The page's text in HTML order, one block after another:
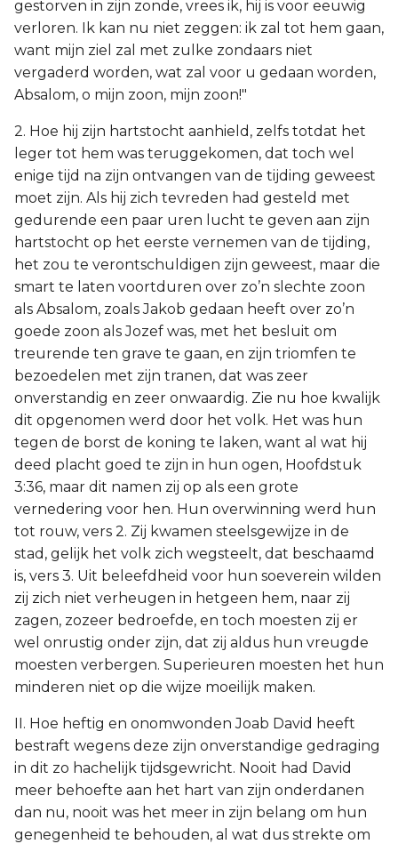
gestorven in zijn zonde, vrees ik, hij is voor eeuwig
verloren. Ik kan nu niet zeggen: ik zal tot hem gaan,
want mijn ziel zal met zulke zondaars niet
vergaderd worden, wat zal voor u gedaan worden,
Absalom, o mijn zoon, mijn zoon!"
2. Hoe hij zijn hartstocht aanhield, zelfs totdat het
leger tot hem was teruggekomen, dat toch wel
enige tijd na zijn ontvangen van de tijding geweest
moet zijn. Als hij zich tevreden had gesteld met
gedurende een paar uren lucht te geven aan zijn
hartstocht op het eerste vernemen van de tijding,
het zou te verontschuldigen zijn geweest, maar die
smart te laten voortduren over zo’n slechte zoon
als Absalom, zoals Jakob gedaan heeft over zo’n
goede zoon als Jozef was, met het besluit om
treurende ten grave te gaan, en zijn triomfen te
bezoedelen met zijn tranen, dat was zeer
onverstandig en zeer onwaardig. Zie nu hoe kwalijk
dit opgenomen werd door het volk. Het was hun
tegen de borst de koning te laken, want al wat hij
deed placht goed te zijn in hun ogen, Hoofdstuk
3:36, maar dit namen zij op als een grote
vernedering voor hen. Hun overwinning werd hun
tot rouw, vers 2. Zij kwamen steelsgewijze in de
stad, gelijk het volk zich wegsteelt, dat beschaamd
is, vers 3. Uit beleefdheid voor hun soeverein wilden
zij zich niet verheugen in hetgeen hem, naar zij
zagen, zozeer bedroefde, en toch moesten zij er
wel onrustig onder zijn, dat zij aldus hun vreugde
moesten verbergen. Superieuren moesten het hun
minderen niet op die wijze moeilijk maken.
II. Hoe heftig en onomwonden Joab David heeft
bestraft wegens deze zijn onverstandige gedraging
in dit zo hachelijk tijdsgewricht. Nooit had David
meer behoefte aan het hart van zijn onderdanen
dan nu, nooit was het meer in zijn belang om hun
genegenheid te behouden, al wat dus strekte om